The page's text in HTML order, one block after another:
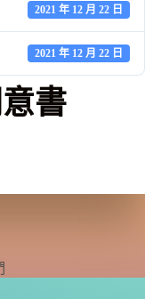
2021 年 12 月 22 日
2021 年 12 月 22 日
書